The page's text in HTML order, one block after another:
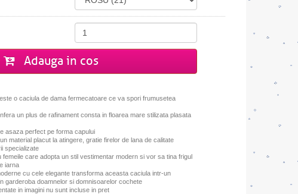
Adauga in cos
o caciula de dama fermecatoare ce va spori frumusetea
un plus de rafinament consta in floarea mare stilizata plasata
asaza perfect pe forma capului
material placut la atingere, gratie firelor de lana de calitate
specializate
femeile care adopta un stil vestimentar modern si vor sa tina frigul
iarna
cu cele elegante transforma aceasta caciula intr-un
garderoba doamnelor si domnisoarelor cochete
in imagini nu sunt incluse in pret